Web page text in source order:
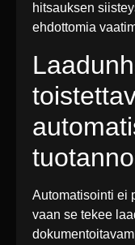
hitsauksen
ehdottomia
Automatisointi ei
vaan se tekee